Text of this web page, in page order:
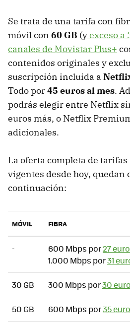
Se trata de una tarifa con
móvil con 60 GB (yexceso a
canales de Movistar Plus+
contenidos originales y
suscripción incluida a
Todo por45 euros al mes.
podrás elegir entre Netflix
euros más, o Netflix
adicionales.
La oferta completa de tarifas
vigentes desde hoy, quedan
continuación:
MÓVIL FIBRA
- 600 Mbps por27
1.000 Mbps por31
30 GB 300 Mbps por30
50 GB 600 Mbps por35